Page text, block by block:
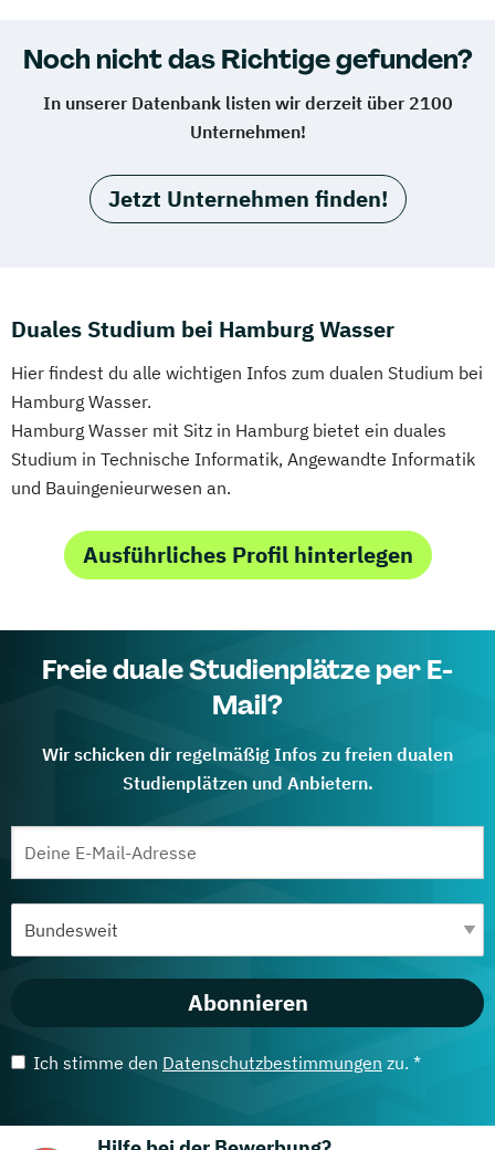
Noch nicht das Richtige gefunden?
In unserer Datenbank listen wir derzeit über 2100
Unternehmen!
Jetzt Unternehmen finden!
Duales Studium bei Hamburg Wasser
Hier findest du alle wichtigen Infos zum dualen Studium bei
Hamburg Wasser.
Hamburg Wasser mit Sitz in Hamburg bietet ein duales
Studium in Technische Informatik, Angewandte Informatik
und Bauingenieurwesen an.
Ausführliches Profil hinterlegen
Freie duale Studienplätze per E-
Mail?
Wir schicken dir regelmäßig Infos zu freien dualen
Studienplätzen und Anbietern.
Abonnieren
Ich stimme den Datenschutzbestimmungen zu. *